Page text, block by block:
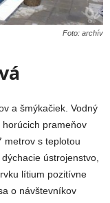
Foto: archív
a šmýkačiek. Vodný
horúcich prameňov
metrov s teplotou
ústrojenstvo,
lítium pozitívne
o návštevníkov